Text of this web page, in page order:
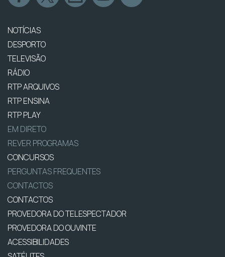
NOTÍCIAS
DESPORTO
TELEVISÃO
RÁDIO
RTP ARQUIVOS
RTP ENSINA
RTP PLAY
EM DIRETO
REVER PROGRAMAS
CONCURSOS
PERGUNTAS FREQUENTES
CONTACTOS
CONTACTOS
PROVEDORA DO TELESPECTADOR
PROVEDORA DO OUVINTE
ACESSIBILIDADES